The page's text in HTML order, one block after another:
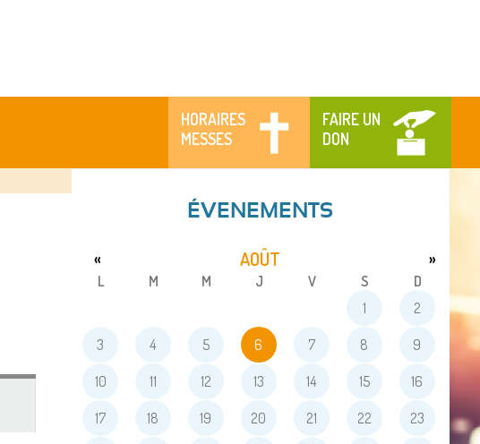
HORAIRES
MESSES
FAIRE UN
DON
ÉVENEMENTS
AOÛT
« »
L M M J V S
D
1
2
3 4 5 6 7 8 9
10 11 12 13 14 15 16
17 18 19 20 21 22 23